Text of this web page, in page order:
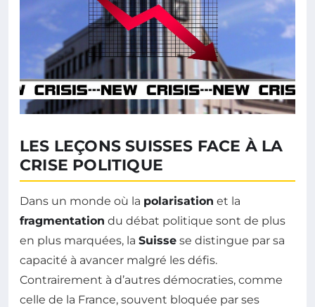
LES LEÇONS SUISSES FACE À LA
CRISE POLITIQUE
Dans un monde où la polarisation et la
fragmentation du débat politique sont de plus
en plus marquées, la Suisse se distingue par sa
capacité à avancer malgré les défis.
Contrairement à d’autres démocraties, comme
celle de la France, souvent bloquée par ses